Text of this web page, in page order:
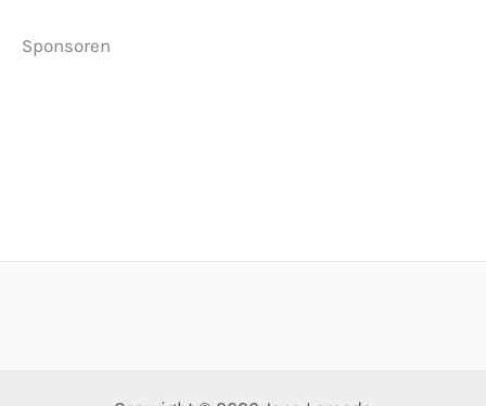
Sponsoren